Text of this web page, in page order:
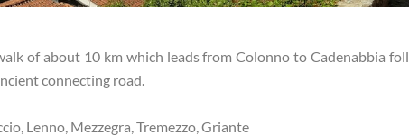
of about 10 km which leads from Colonno to Cadenabbia
connecting road.
Lenno, Mezzegra, Tremezzo, Griante